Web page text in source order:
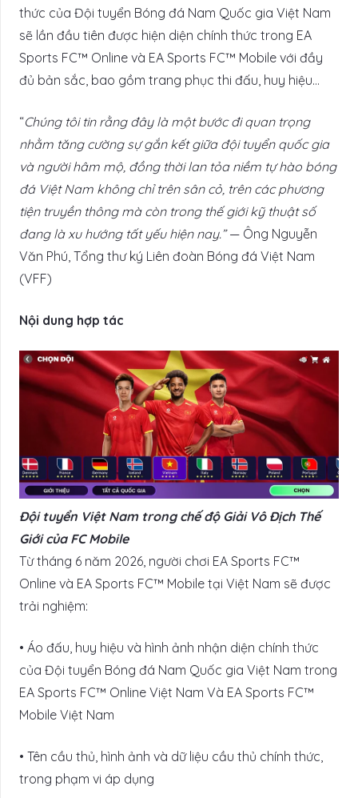
thức của Đội tuyển Bóng đá Nam Quốc gia Việt Nam
sẽ lần đầu tiên được hiện diện chính thức trong EA
Sports FC™ Online và EA Sports FC™ Mobile với đầy
đủ bản sắc, bao gồm trang phục thi đấu, huy hiệu…
“Chúng tôi tin rằng đây là một bước đi quan trọng
nhằm tăng cường sự gắn kết giữa đội tuyển quốc gia
và người hâm mộ, đồng thời lan tỏa niềm tự hào bóng
đá Việt Nam không chỉ trên sân cỏ, trên các phương
tiện truyền thông mà còn trong thế giới kỹ thuật số
đang là xu hướng tất yếu hiện nay.”— Ông Nguyễn
Văn Phú, Tổng thư ký Liên đoàn Bóng đá Việt Nam
(VFF)
Nội dung hợp tác
Đội tuyển Việt Nam trong chế độ Giải Vô Địch Thế
Giới của FC Mobile
Từ tháng 6 năm 2026, người chơi EA Sports FC™
Online và EA Sports FC™ Mobile tại Việt Nam sẽ được
trải nghiệm:
• Áo đấu, huy hiệu và hình ảnh nhận diện chính thức
của Đội tuyển Bóng đá Nam Quốc gia Việt Nam trong
EA Sports FC™ Online Việt Nam Và EA Sports FC™
Mobile Việt Nam
• Tên cầu thủ, hình ảnh và dữ liệu cầu thủ chính thức,
trong phạm vi áp dụng